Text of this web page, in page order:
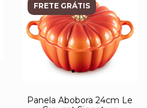
FRETE GRÁTIS
Panela Abobora 24cm Le